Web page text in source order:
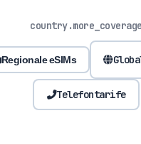
country.more_coverage
Regionale eSIMs
Telefontarife